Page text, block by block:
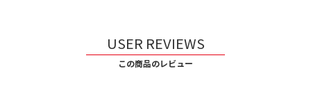
USER REVIEWS
この商品のレビュー